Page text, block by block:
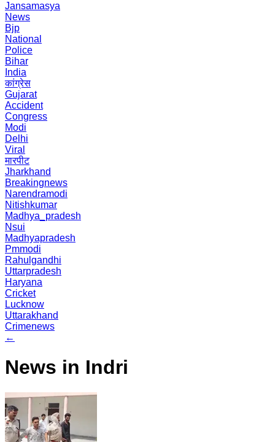
Jansamasya
News
Bjp
National
Police
Bihar
India
कांग्रेस
Gujarat
Accident
Congress
Modi
Delhi
Viral
मारपीट
Jharkhand
Breakingnews
Narendramodi
Nitishkumar
Madhya_pradesh
Nsui
Madhyapradesh
Pmmodi
Rahulgandhi
Uttarpradesh
Haryana
Cricket
Lucknow
Uttarakhand
Crimenews
←
News in Indri